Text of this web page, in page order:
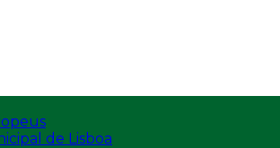
de Lisboa